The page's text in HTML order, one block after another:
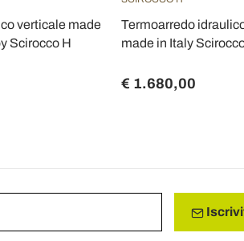
verticale made
Scirocco H
Termoarredo
made in Italy
€ 1.680,00